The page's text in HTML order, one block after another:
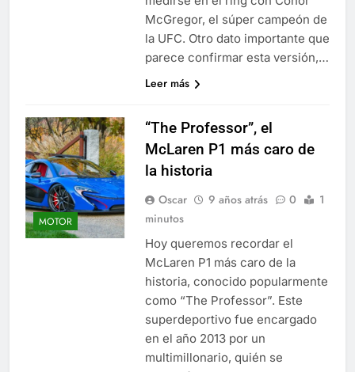
McGregor, el súper campeón de
la UFC. Otro dato importante que
parece confirmar esta versión,…
Leer más
MOTOR
“The Professor”, el
McLaren P1 más caro de
la historia
Oscar 9 años atrás 0
1
minutos
Hoy queremos recordar el
McLaren P1 más caro de la
historia, conocido popularmente
como “The Professor”. Este
superdeportivo fue encargado
en el año 2013 por un
multimillonario, quién se